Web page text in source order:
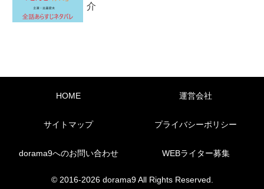
介
HOME 運営会社
サイトマップ プライバシーポリシー
dorama9へのお問い合わせ WEBライター募集
© 2016-2026 dorama9 All Rights Reserved.